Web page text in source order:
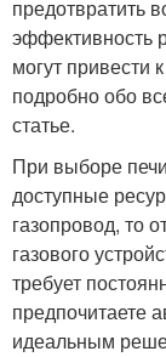
предотвратить
эффективность
могут привести
подробно обо
статье.
При выборе
доступные
газопровод, то
газового
требует
предпочитаете
идеальным